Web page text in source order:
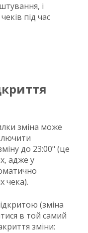
і
під час
зміна може
до 23:00" (це
адже у
чека).
(зміна
в той самий
зміни: